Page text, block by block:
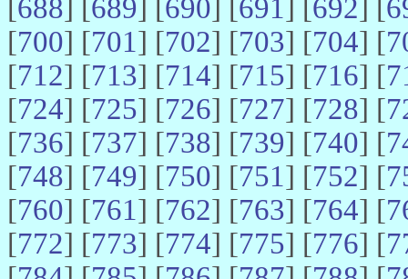
[688] [689] [690] [691] [692] [
[700] [701] [702] [703] [704] [
[712] [713] [714] [715] [716] [
[724] [725] [726] [727] [728] [
[736] [737] [738] [739] [740] [
[748] [749] [750] [751] [752] [
[760] [761] [762] [763] [764] [
[772] [773] [774] [775] [776] [